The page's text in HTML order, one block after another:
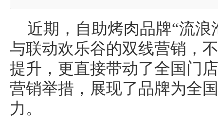
近期，自助烤肉品牌“流
与联动欢乐谷的双线营销，
提升，更直接带动了全国门
营销举措，展现了品牌为全
力。